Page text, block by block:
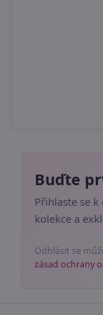
Buďte
Přihlaste se
kolekce a
Odhlásit se
zásad ochrany